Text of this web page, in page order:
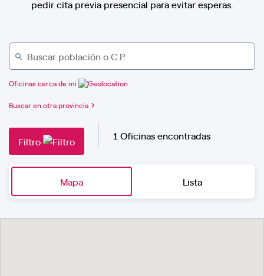
pedir cita previa presencial para evitar esperas.
Oficinas cerca de mi
Buscar en otra provincia
Filtro 1 Oficinas encontradas
Mapa Lista